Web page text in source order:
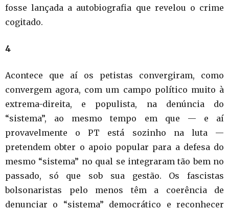
fosse lançada a autobiografia que revelou o crime
cogitado.
4
Acontece que aí os petistas convergiram, como
convergem agora, com um campo político muito à
extrema-direita, e populista, na denúncia do
“sistema”, ao mesmo tempo em que — e aí
provavelmente o PT está sozinho na luta —
pretendem obter o apoio popular para a defesa do
mesmo “sistema” no qual se integraram tão bem no
passado, só que sob sua gestão. Os fascistas
bolsonaristas pelo menos têm a coerência de
denunciar o “sistema” democrático e reconhecer